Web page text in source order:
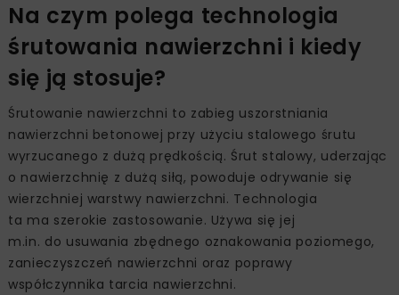
Na czym polega technologia
śrutowania nawierzchni i kiedy
się ją stosuje?
Śrutowanie nawierzchni to zabieg uszorstniania
nawierzchni betonowej przy użyciu stalowego śrutu
wyrzucanego z dużą prędkością. Śrut stalowy, uderzając
o nawierzchnię z dużą siłą, powoduje odrywanie się
wierzchniej warstwy nawierzchni. Technologia
ta ma szerokie zastosowanie. Używa się jej
m.in. do usuwania zbędnego oznakowania poziomego,
zanieczyszczeń nawierzchni oraz poprawy
współczynnika tarcia nawierzchni.